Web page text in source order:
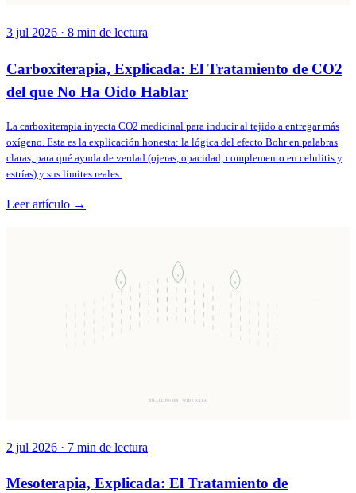
3 jul 2026 · 8 min de lectura
Carboxiterapia, Explicada: El Tratamiento de CO2
del que No Ha Oido Hablar
La carboxiterapia inyecta CO2 medicinal para inducir al tejido a entregar más
oxígeno. Esta es la explicación honesta: la lógica del efecto Bohr en palabras
claras, para qué ayuda de verdad (ojeras, opacidad, complemento en celulitis y
estrías) y sus límites reales.
Leer artículo →
SMALL DOSES, WIDE AREA
2 jul 2026 · 7 min de lectura
Mesoterapia, Explicada: El Tratamiento de